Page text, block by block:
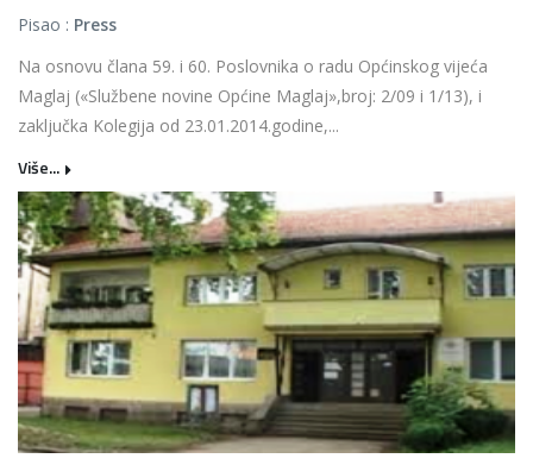
Pisao : Press
Na osnovu člana 59. i 60. Poslovnika o radu Općinskog vijeća
Maglaj («Službene novine Općine Maglaj»,broj: 2/09 i 1/13), i
zaključka Kolegija od 23.01.2014.godine,...
Više...